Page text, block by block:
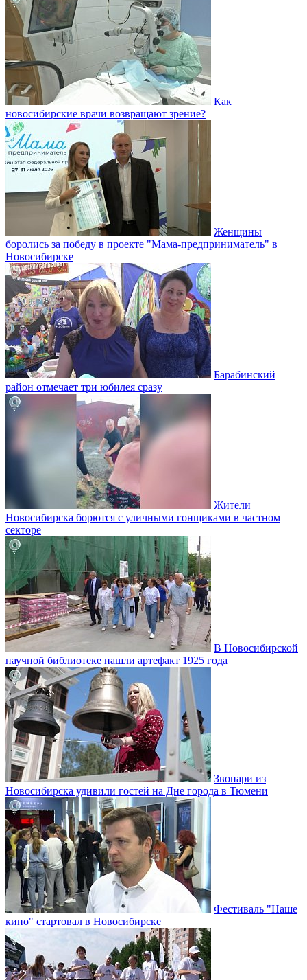
Как
новосибирские врачи возвращают зрение?
Женщины
боролись за победу в проекте "Мама-предприниматель" в
Новосибирске
Барабинский
район отмечает три юбилея сразу
Жители
Новосибирска борются с уличными гонщиками в частном
секторе
В Новосибирской
научной библиотеке нашли артефакт 1925 года
Звонари из
Новосибирска удивили гостей на Дне города в Тюмени
Фестиваль "Наше
кино" стартовал в Новосибирске